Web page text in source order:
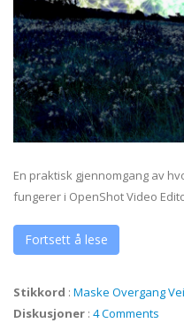
En praktisk gjennomgang av
fungerer i OpenShot Video
Fortsett å lese
Stikkord : Maske Overgang
Diskusjoner : 4 Comments